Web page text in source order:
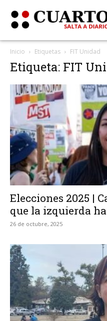
Inicio Etiquetas FIT Unidad
Etiqueta: FIT
Elecciones 2025 |
que la izquierda
26 de octubre, 2025